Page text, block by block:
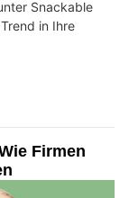
Snackable
in Ihre
Firmen